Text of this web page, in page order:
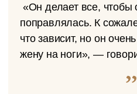
«Он делает все, чтобы
поправлялась. К
что зависит, но он
жену на ноги», —